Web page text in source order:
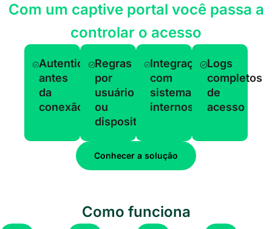
Com um captive portal você passa a
controlar o acesso
Autenticação
antes
da
conexão
Regras
por
usuário
ou
dispositivo
Integração
com
sistemas
internos
Logs
completos
de
acesso
Conhecer a solução
Como funciona